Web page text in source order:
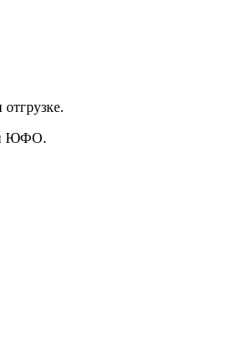
и ЮФО.